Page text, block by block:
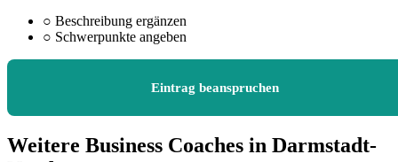
○ Beschreibung ergänzen
○ Schwerpunkte angeben
Eintrag beanspruchen
Weitere Business Coaches in Darmstadt-